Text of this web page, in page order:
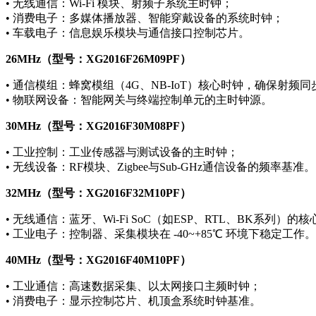
• 无线通信：Wi-Fi 模块、射频子系统主时钟；
• 消费电子：多媒体播放器、智能穿戴设备的系统时钟；
• 车载电子：信息娱乐模块与通信接口控制芯片。
26MHz（型号：XG2016F26M09PF）
• 通信模组：蜂窝模组（4G、NB-IoT）核心时钟，确保射频同
• 物联网设备：智能网关与终端控制单元的主时钟源。
30MHz（型号：XG2016F30M08PF）
• 工业控制：工业传感器与测试设备的主时钟；
• 无线设备：RF模块、Zigbee与Sub-GHz通信设备的频率基准。
32MHz（型号：XG2016F32M10PF）
• 无线通信：蓝牙、Wi-Fi SoC（如ESP、RTL、BK系列）的核
• 工业电子：控制器、采集模块在 -40~+85℃ 环境下稳定工作。
40MHz（型号：XG2016F40M10PF）
• 工业通信：高速数据采集、以太网接口主频时钟；
• 消费电子：显示控制芯片、机顶盒系统时钟基准。